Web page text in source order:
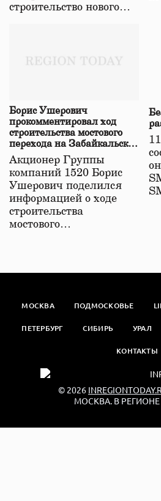
строительство нового…
Борис Ушерович
прокомментировал ход
строительства мостового
перехода на Забайкальской
железной дороге
Акционер Группы
компаний 1520 Борис
Ушерович поделился
информацией о ходе
строительства
мостового…
МОСКВА ПОДМОСКОВЬЕ
ПЕТЕРБУРГ СИБИРЬ УРАЛ
КОНТАКТЫ
© 2026
МОСКВА. В